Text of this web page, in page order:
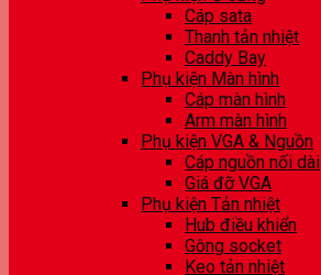
Cáp sata
Thanh tản nhiệt
Caddy Bay
Phụ kiện Màn hình
Cáp màn hình
Arm màn hình
Phụ kiện VGA & Nguồn
Cáp nguồn nối dài
Giá đỡ VGA
Phụ kiện Tản nhiệt
Hub điều khiển
Gông socket
Keo tản nhiệt